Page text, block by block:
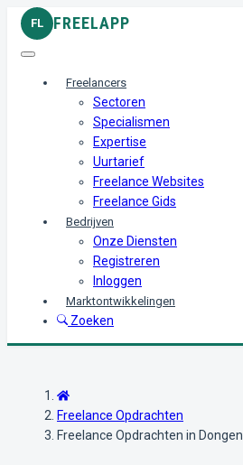
FL FREELAPP
Freelancers
Sectoren
Specialismen
Expertise
Uurtarief
Freelance Websites
Freelance Gids
Bedrijven
Onze Diensten
Registreren
Inloggen
Marktontwikkelingen
Zoeken
Freelance Opdrachten
Freelance Opdrachten in Dongen